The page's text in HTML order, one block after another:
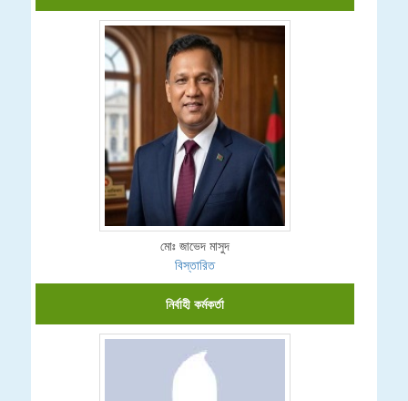
মোঃ জাভেদ মাসুদ
বিস্তারিত
নির্বাহী কর্মকর্তা